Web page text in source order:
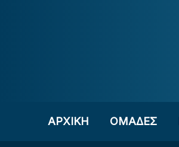
ΑΡΧΙΚΗ OΜΑΔΕΣ